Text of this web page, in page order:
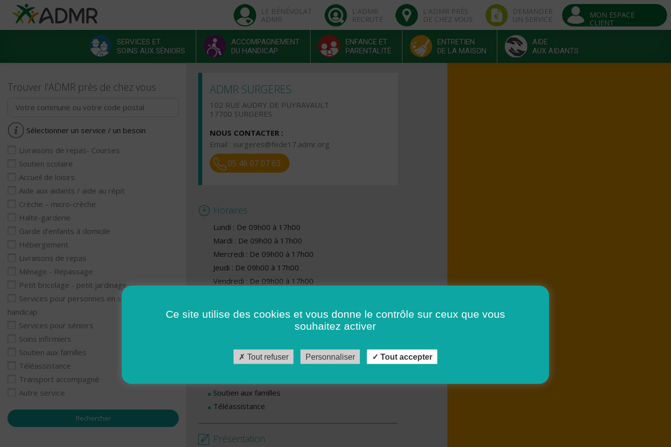
Aller au contenu principal
LE BÉNÉVOLAT
ADMR
L'ADMR
RECRUTE
L'ADMR PRÈS
DE CHEZ VOUS
DEMANDER
UN SERVICE
MON ESPACE
CLIENT
SERVICES ET
SOINS AUX SÉNIORS
ACCOMPAGNEMENT
DU HANDICAP
ENFANCE ET
PARENTALITÉ
ENTRETIEN
DE LA MAISON
AIDE
AUX AIDANTS
Trouver l'ADMR près de chez vous :
Sélectionner un service / un besoin
Livraisons de repas- Courses
Soutien scolaire
Accueil de loisirs
Aide aux aidants / aide au répit
Crèche – micro-crèche
Halte-garderie
Garde d’enfants à domicile
Hébergement
Livraisons de repas
Ménage - Repassage
Petit bricolage - petit jardinage
Services pour personnes en situation de
handicap
Services pour séniors
Soins infirmiers
Soutien aux familles
Téléassistance
Transport accompagné
Autre service
ADMR SURGERES
102 RUE AUDRY DE PUYRAVAULT
17700 SURGERES
NOUS CONTACTER :
Email : surgeres@fede17.admr.org
05 46 07 07 63
Horaires
Lundi : De 09h00 à 17h00
Mardi : De 09h00 à 17h00
Mercredi : De 09h00 à 17h00
Jeudi : De 09h00 à 17h00
Vendredi : De 09h00 à 17h00
Services proposés par cette association
Garde d’enfants à domicile
Ménage - Repassage
Services pour personnes en situation de handicap
Soutien aux familles
Téléassistance
Présentation
Panneau de gestion des cookies
Ce site utilise des cookies et vous donne le contrôle sur ceux que vous
souhaitez activer
Tout refuser Personnaliser Tout accepter